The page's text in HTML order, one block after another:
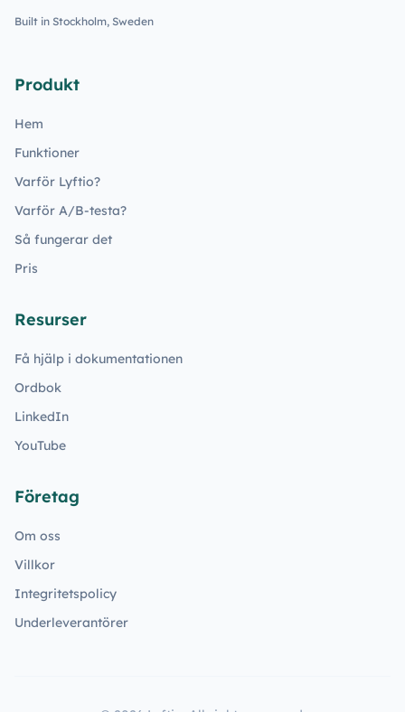
Built in Stockholm, Sweden
Produkt
Hem
Funktioner
Varför Lyftio?
Varför A/B-testa?
Så fungerar det
Pris
Resurser
Få hjälp i dokumentationen
Ordbok
LinkedIn
YouTube
Företag
Om oss
Villkor
Integritetspolicy
Underleverantörer